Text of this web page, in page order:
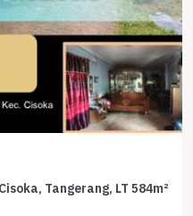
Tangerang, LT 584m²